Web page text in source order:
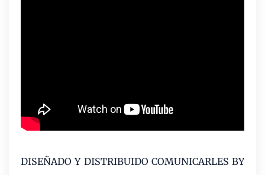
DISEÑADO Y DISTRIBUIDO COMUNICARLES BY